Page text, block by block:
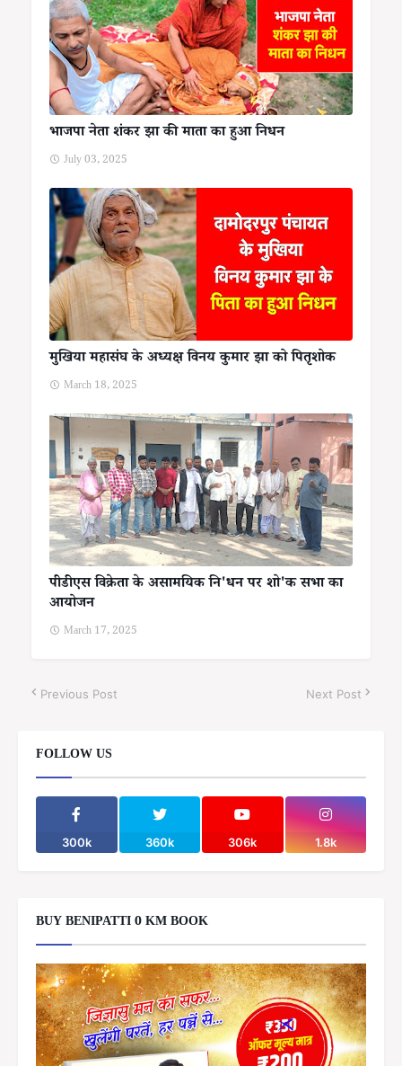
भाजपा नेता शंकर झा की माता का हुआ निधन
July 03, 2025
मुखिया महासंघ के अध्यक्ष विनय कुमार झा को पितृशोक
March 18, 2025
पीडीएस विक्रेता के असामयिक नि'धन पर शो'क सभा का
आयोजन
March 17, 2025
Previous Post Next Post
FOLLOW US
300k 360k 306k 1.8k
BUY BENIPATTI 0 KM BOOK